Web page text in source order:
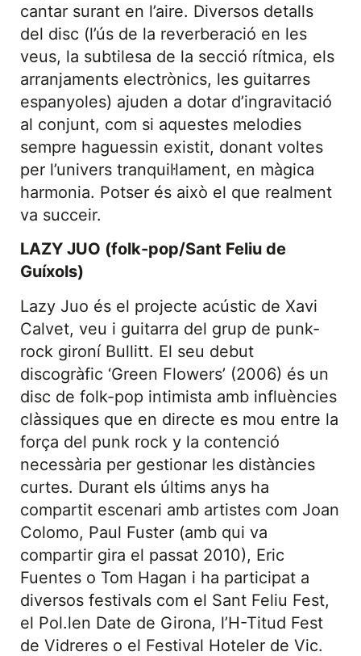
cantar surant en l’aire. Diversos detalls
del disc (l’ús de la reverberació en les
veus, la subtilesa de la secció rítmica, els
arranjaments electrònics, les guitarres
espanyoles) ajuden a dotar d’ingravitació
al conjunt, com si aquestes melodies
sempre haguessin existit, donant voltes
per l’univers tranquil·lament, en màgica
harmonia. Potser és això el que realment
va succeir.
LAZY JUO (folk-pop/Sant Feliu de
Guíxols)
Lazy Juo és el projecte acústic de Xavi
Calvet, veu i guitarra del grup de punk-
rock gironí Bullitt. El seu debut
discogràfic ‘Green Flowers’ (2006) és un
disc de folk-pop intimista amb influències
clàssiques que en directe es mou entre la
força del punk rock y la contenció
necessària per gestionar les distàncies
curtes. Durant els últims anys ha
compartit escenari amb artistes com Joan
Colomo, Paul Fuster (amb qui va
compartir gira el passat 2010), Eric
Fuentes o Tom Hagan i ha participat a
diversos festivals com el Sant Feliu Fest,
el Pol.len Date de Girona, l’H-Titud Fest
de Vidreres o el Festival Hoteler de Vic.